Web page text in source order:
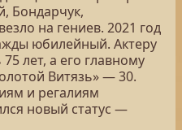
Бондарчук,
на гениев. 2021 год
юбилейный. Актеру
лет, а его главному
Витязь» — 30.
и регалиям
новый статус —